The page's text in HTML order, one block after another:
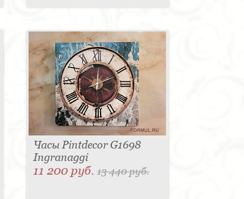
Часы Pintdecor G1698
Ingranaggi
11 200 руб.13 440 руб.